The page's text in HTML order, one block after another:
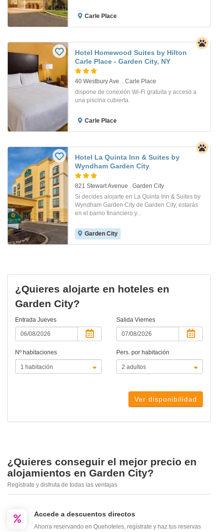
Carle Place
Hotel Homewood Suites by Hilton
Carle Place - Garden City, NY
40 Westbury Ave. . Carle Place
dispone de conexión Wi-Fi gratuita y acceso a
una piscina cubierta.
Carle Place
Hotel La Quinta Inn & Suites by
Wyndham Garden City
821 Stewart Avenue . Garden City
Si decides alojarte en La Quinta Inn & Suites by
Wyndham Garden City de Garden City, estarás
en el barrio financiero y...
Garden City
¿Quieres alojarte en hoteles en
Garden City?
Entrada Jueves Salida Viernes
Nº habitaciones Pers. por habitación
Ver disponibilidad
¿Quieres conseguir el mejor precio en
alojamientos en Garden City?
Regístrate y disfruta de todas las ventajas
Accede a descuentos directos
Ahorra reservando en Quehoteles, regístrate y haz tus reservas